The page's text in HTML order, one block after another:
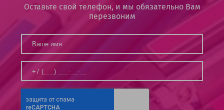
Оставьте свой телефон, и мы обязательно Вам
перезвоним